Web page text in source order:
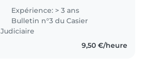
et alternance au sein de CDC
Habitat, je suis à la recherche
d'une famille ayant besoin..
Expérience: > 3 ans
Bulletin n°3 du Casier
Judiciaire
9,50 €/heure